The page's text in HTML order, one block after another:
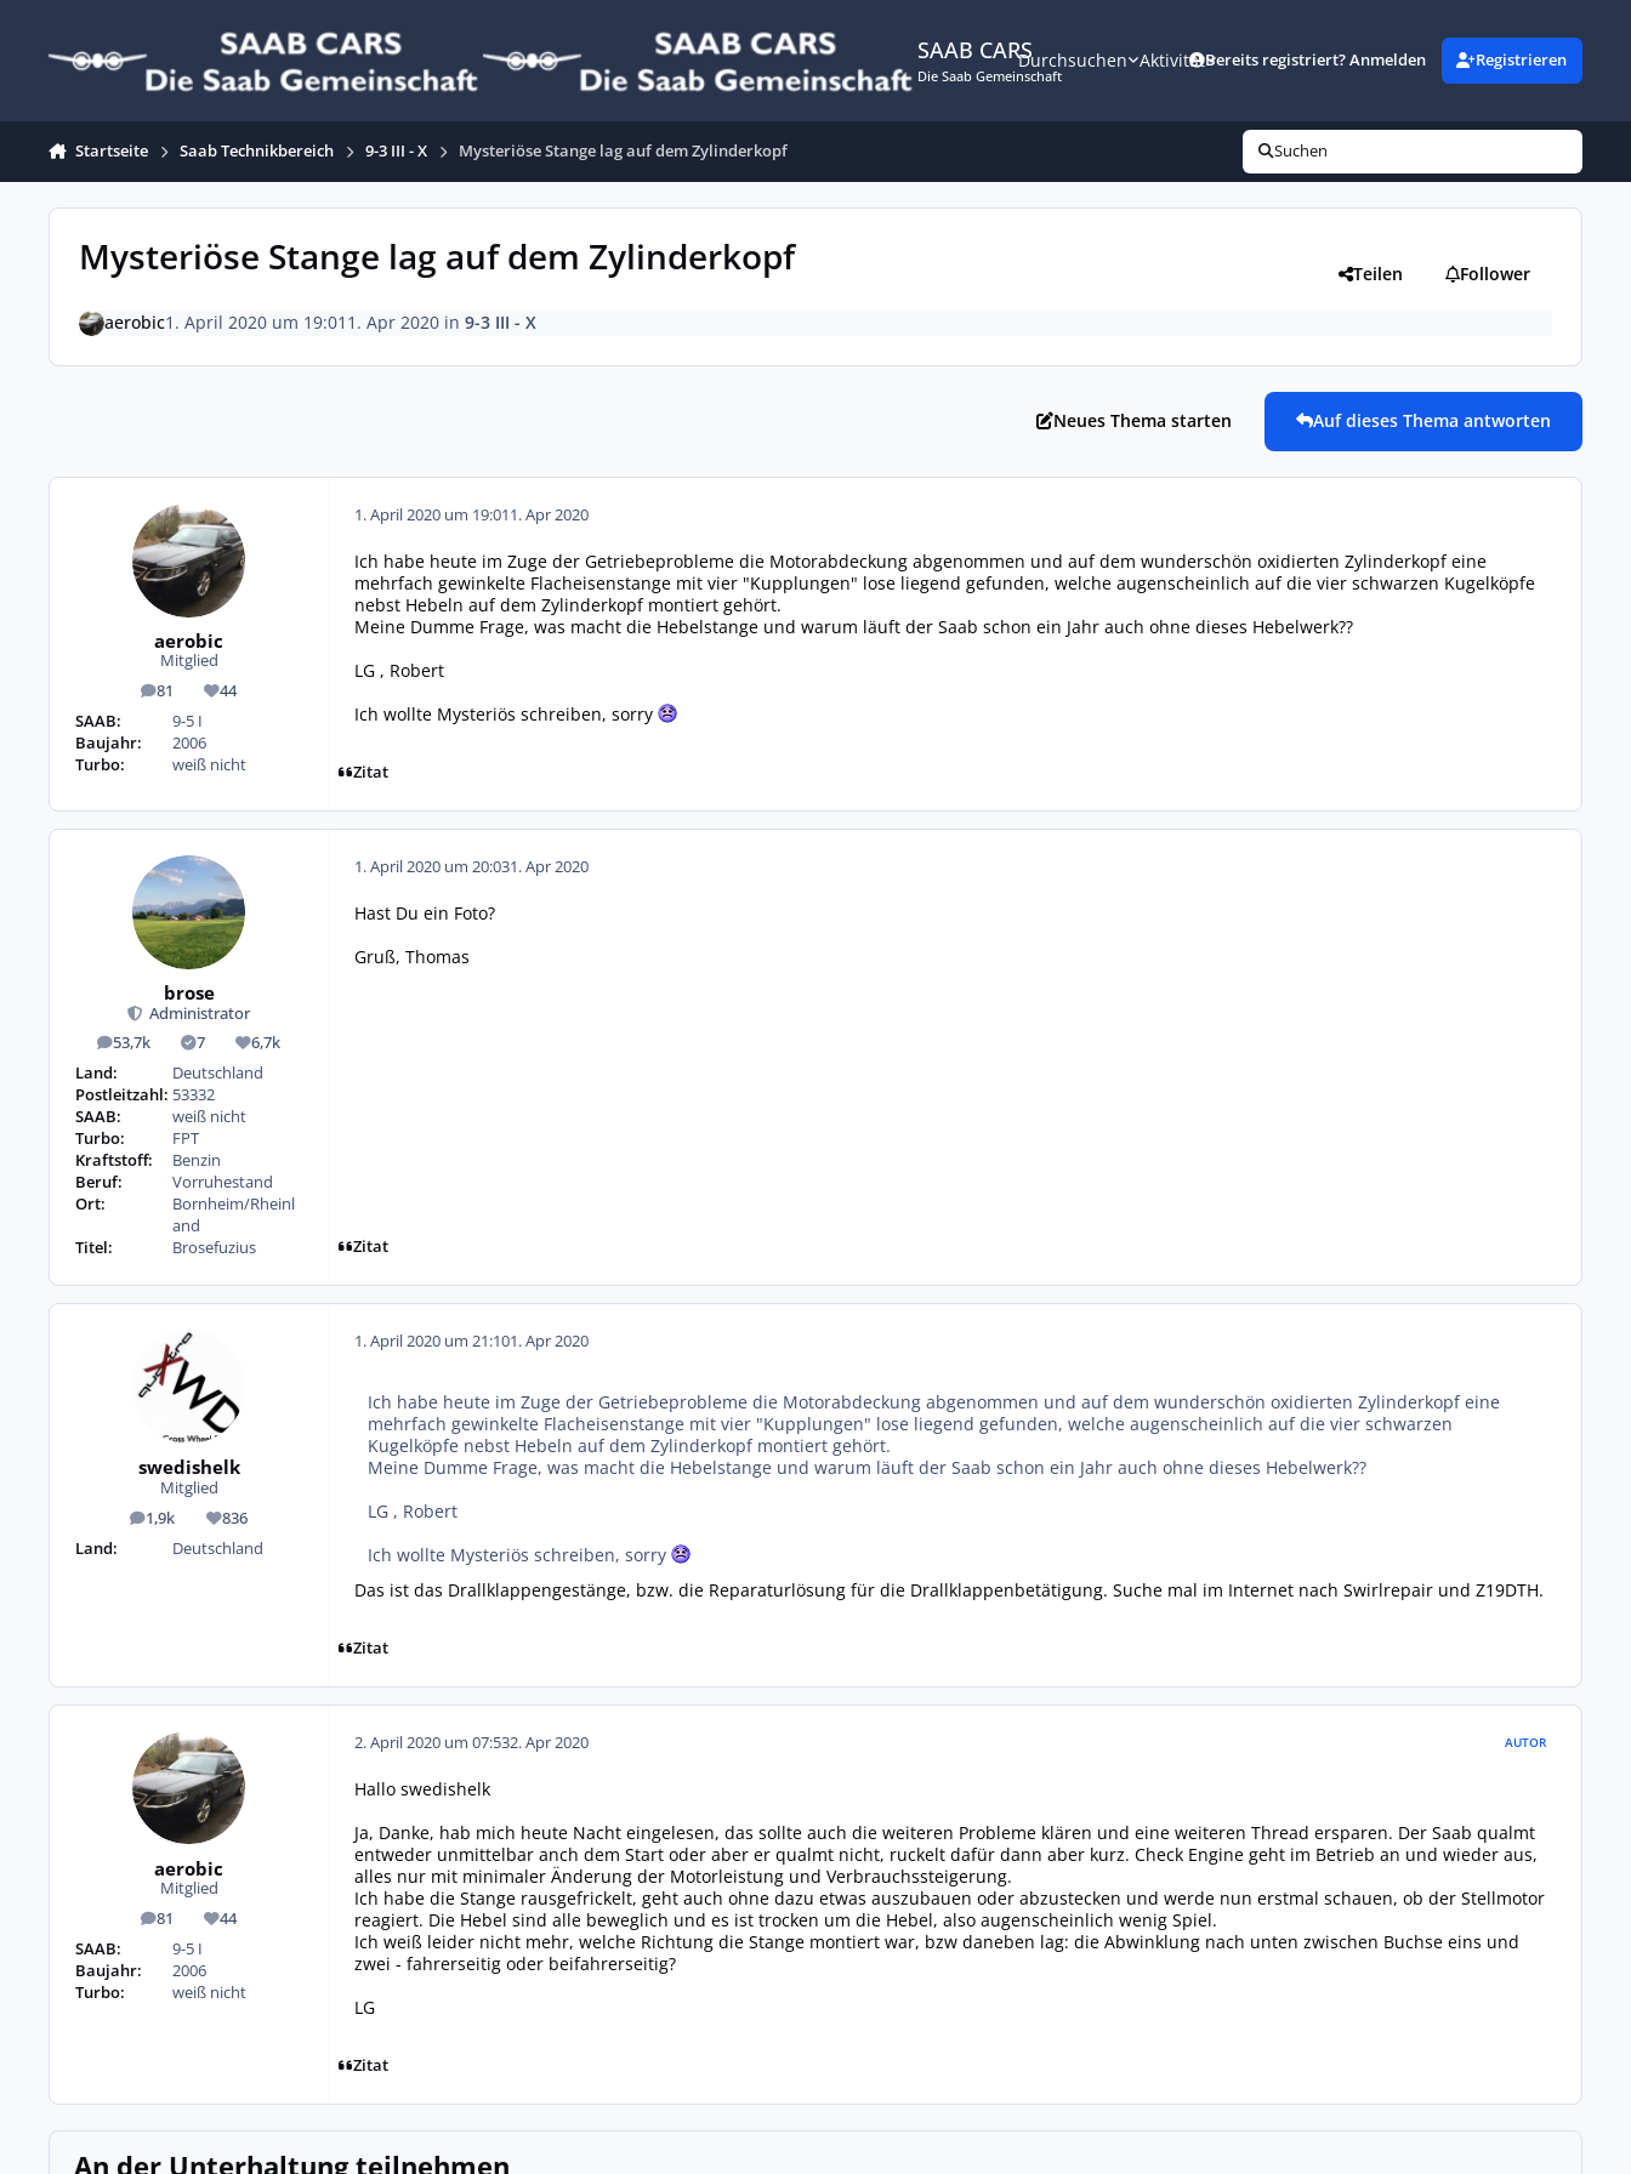
SAAB CARS
Die Saab Gemeinschaft
Durchsuchen AktivitätBereits registriert? Anmelden Registrieren
Startseite Saab Technikbereich 9-3 III - X Mysteriöse Stange lag auf dem Zylinderkopf Suchen
Mysteriöse Stange lag auf dem Zylinderkopf Teilen Follower
aerobic1. April 2020 um 19:01 1. Apr 2020in 9-3 III - X
Neues Thema starten Auf dieses Thema antworten
aerobic
Mitglied
81
Beiträge 44
Reputation
SAAB:
9-5 I
Baujahr:
2006
Turbo:
weiß nicht
1. April 2020 um 19:011. Apr 2020
Ich habe heute im Zuge der Getriebeprobleme die Motorabdeckung abgenommen und auf dem wunderschön oxidierten Zylinderkopf eine
mehrfach gewinkelte Flacheisenstange mit vier "Kupplungen" lose liegend gefunden, welche augenscheinlich auf die vier schwarzen Kugelköpfe
nebst Hebeln auf dem Zylinderkopf montiert gehört.
Meine Dumme Frage, was macht die Hebelstange und warum läuft der Saab schon ein Jahr auch ohne dieses Hebelwerk??
LG , Robert
Ich wollte Mysteriös schreiben, sorry
Zitat
brose
Administrator
53,7k
Beiträge 7
Lösungen6,7k
Reputation
Land:
Deutschland
Postleitzahl: 53332
SAAB:
weiß nicht
Turbo:
FPT
Kraftstoff:
Benzin
Beruf:
Vorruhestand
Ort:
Bornheim/Rheinl
and
Titel:
Brosefuzius
1. April 2020 um 20:031. Apr 2020
Hast Du ein Foto?
Gruß, Thomas
Zitat
swedishelk
Mitglied
1,9k
Beiträge 836
Reputation
Land:
Deutschland
1. April 2020 um 21:101. Apr 2020
Ich habe heute im Zuge der Getriebeprobleme die Motorabdeckung abgenommen und auf dem wunderschön oxidierten Zylinderkopf eine
mehrfach gewinkelte Flacheisenstange mit vier "Kupplungen" lose liegend gefunden, welche augenscheinlich auf die vier schwarzen
Kugelköpfe nebst Hebeln auf dem Zylinderkopf montiert gehört.
Meine Dumme Frage, was macht die Hebelstange und warum läuft der Saab schon ein Jahr auch ohne dieses Hebelwerk??
LG , Robert
Ich wollte Mysteriös schreiben, sorry
Das ist das Drallklappengestänge, bzw. die Reparaturlösung für die Drallklappenbetätigung. Suche mal im Internet nach Swirlrepair und Z19DTH.
Zitat
aerobic
Mitglied
81
Beiträge 44
Reputation
SAAB:
9-5 I
Baujahr:
2006
Turbo:
weiß nicht
2. April 2020 um 07:532. Apr 2020 AUTOR
Hallo swedishelk
Ja, Danke, hab mich heute Nacht eingelesen, das sollte auch die weiteren Probleme klären und eine weiteren Thread ersparen. Der Saab qualmt
entweder unmittelbar anch dem Start oder aber er qualmt nicht, ruckelt dafür dann aber kurz. Check Engine geht im Betrieb an und wieder aus,
alles nur mit minimaler Änderung der Motorleistung und Verbrauchssteigerung.
Ich habe die Stange rausgefrickelt, geht auch ohne dazu etwas auszubauen oder abzustecken und werde nun erstmal schauen, ob der Stellmotor
reagiert. Die Hebel sind alle beweglich und es ist trocken um die Hebel, also augenscheinlich wenig Spiel.
Ich weiß leider nicht mehr, welche Richtung die Stange montiert war, bzw daneben lag: die Abwinklung nach unten zwischen Buchse eins und
zwei - fahrerseitig oder beifahrerseitig?
LG
Zitat
An der Unterhaltung teilnehmen